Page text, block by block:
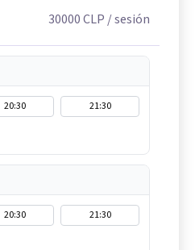
30000CLP / sesión
20:30
21:30
20:30
21:30